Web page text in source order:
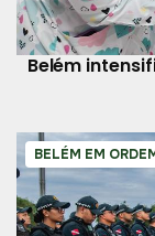
Belém
BELÉM EM